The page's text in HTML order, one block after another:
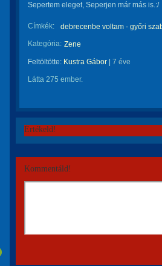
Sepertem eleget, Seperjen már más is.:/
Címkék:
debrecenbe voltam - győri
Kategória: Zene
Feltöltötte: Kustra Gábor 7 éve
Látta 275 ember.
Értékeld!
Kommentáld!